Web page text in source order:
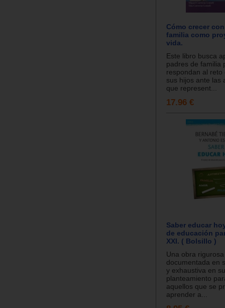
Cómo crecer
familia como
vida.
Este libro busca
padres de familia
respondan al reto
sus hijos ante las
que represent...
17.96 €
Saber educar
de educación
XXI. ( Bolsillo )
Una obra
documentada en
y exhaustiva en su
planteamiento
aquellos que se
aprender a...